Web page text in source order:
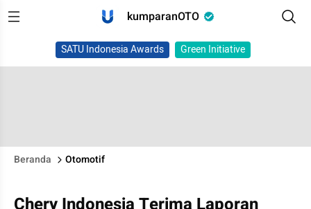
kumparanOTO
SATU Indonesia Awards Green Initiative
Beranda Otomotif